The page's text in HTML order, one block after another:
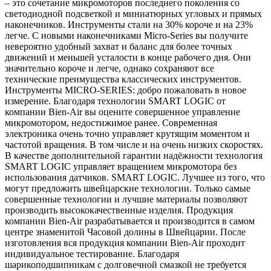
– это сочетание микромоторов последнего поколения со
светодиодной подсветкой и миниатюрных угловых и прямых
наконечников. Инструменты стали на 30% короче и на 23%
легче. С новыми наконечниками Micro-Series вы получите
невероятно удобный захват и баланс для более точных
движений и меньшей усталости в конце рабочего дня. Они
значительно короче и легче, однако сохраняют все
технические преимущества классических инструментов.
Инструменты MICRO-SERIES: добро пожаловать в новое
измерение. Благодаря технологии SMART LOGIC от
компании Bien-Air вы оцените совершенное управление
микромотором, недостижимое ранее. Современная
электроника очень точно управляет крутящим моментом и
частотой вращения. В том числе и на очень низких скоростях.
В качестве дополнительной гарантии надёжности технология
SMART LOGIC управляет вращением микромотора без
использования датчиков. SMART LOGIC. Лучшее из того, что
могут предложить швейцарские технологии. Только самые
совершенные технологии и лучшие материалы позволяют
производить высококачественные изделия. Продукция
компании Bien-Air разрабатывается и производится в самом
центре знаменитой Часовой долины в Швейцарии. После
изготовления вся продукция компании Bien-Air проходит
индивидуальное тестирование. Благодаря
шарикоподшипникам с долговечной смазкой не требуется